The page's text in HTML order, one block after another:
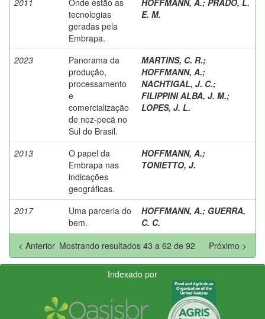
tecnologias
geradas pela
Embrapa.
E. M.
2023
Panorama da
produção,
processamento
e
comercialização
de noz-pecã no
Sul do Brasil.
MARTINS, C. R.;
HOFFMANN, A.;
NACHTIGAL, J. C.;
FILIPPINI ALBA, J. M.;
LOPES, J. L.
2013
O papel da
Embrapa nas
indicações
geográficas.
HOFFMANN, A.;
TONIETTO, J.
2017
Uma parceria do
bem.
HOFFMANN, A.; GUERRA,
C. C.
Mostrando resultados 43 a 62 de 92
< Anterior Próximo >
Indexado por